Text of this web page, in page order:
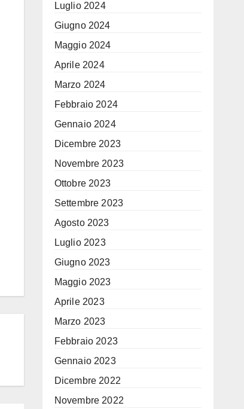
Luglio 2024
Giugno 2024
Maggio 2024
Aprile 2024
Marzo 2024
Febbraio 2024
Gennaio 2024
Dicembre 2023
Novembre 2023
Ottobre 2023
Settembre 2023
Agosto 2023
Luglio 2023
Giugno 2023
Maggio 2023
Aprile 2023
Marzo 2023
Febbraio 2023
Gennaio 2023
Dicembre 2022
Novembre 2022